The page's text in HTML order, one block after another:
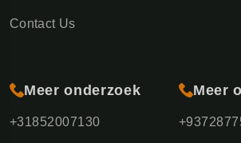
Contact Us
Meer onderzoek
+31852007130
Meer